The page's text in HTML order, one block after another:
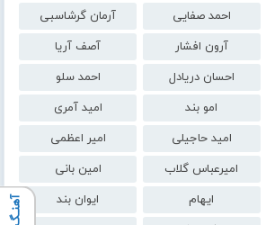
احمد صفایی
آرمان گرشاسبی
آرون افشار
آصف آریا
احسان دریادل
احمد سلو
امو بند
امید آمری
امید حاجیلی
امیر اعظمی
امیرعباس گلاب
امین بانی
ایهام
ایوان بند